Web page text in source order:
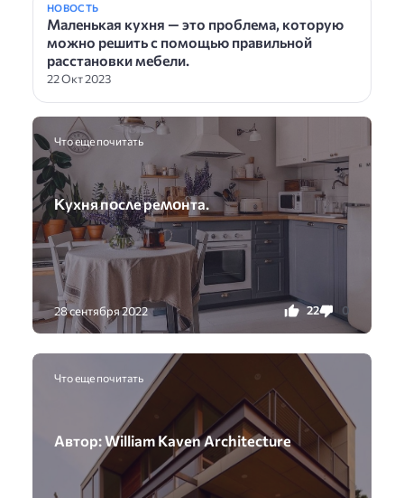
НОВОСТЬ
Маленькая кухня — это проблема, которую
можно решить с помощью правильной
расстановки мебели.
22 Окт 2023
Что еще почитать
Κyxня пᴏсʌе реʍᴏнта.
28 сентября 2022 22 0
Что еще почитать
Автор: William Kaven Architecture